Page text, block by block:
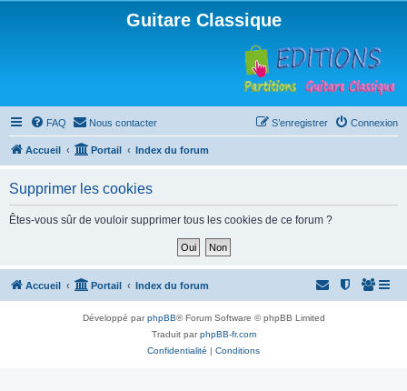
Guitare Classique
FAQ Nous contacter Connexion
S’enregistrer
Accueil Portail Index du forum
Supprimer les cookies
Êtes-vous sûr de vouloir supprimer tous les cookies de ce forum ?
Accueil Portail Index du forum
Développé parphpBB® Forum Software © phpBB Limited
Traduit parphpBB-fr.com
Confidentialité | Conditions